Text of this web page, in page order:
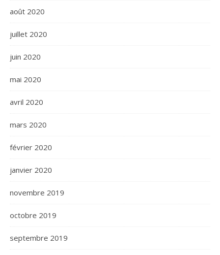
août 2020
juillet 2020
juin 2020
mai 2020
avril 2020
mars 2020
février 2020
janvier 2020
novembre 2019
octobre 2019
septembre 2019